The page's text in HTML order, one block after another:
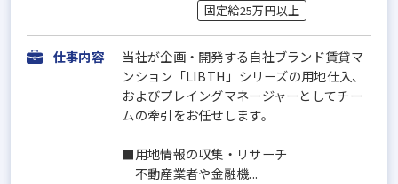
固定給25万円以上
仕事内容
当社が企画・開発する自社ブランド賃貸マ
ンション「LIBTH」シリーズの用地仕入、
およびプレイングマネージャーとしてチー
ムの牽引をお任せします。
■用地情報の収集・リサーチ
不動産業者や金融機...